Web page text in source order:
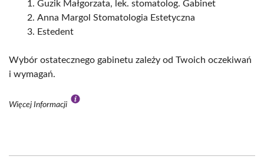
Guzik Małgorzata, lek. stomatolog. Gabinet
Anna Margol Stomatologia Estetyczna
Estedent
Wybór ostatecznego gabinetu zależy od Twoich oczekiwań
i wymagań.
Więcej Informacji